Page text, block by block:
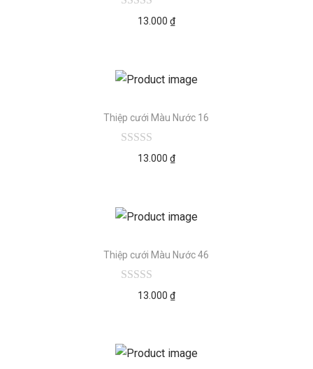
13.000 ₫
Thiệp cưới Màu Nước 16
13.000 ₫
Thiệp cưới Màu Nước 46
13.000 ₫